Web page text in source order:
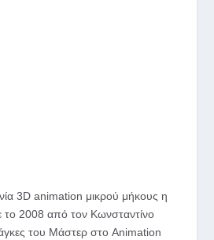
3D animation μικρού μήκους η
το 2008 από τον Κωνσταντίνο
του Μάστερ στο Animation